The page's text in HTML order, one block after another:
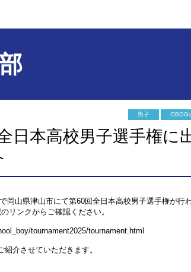
男子 OBOG
日本高校男子選手権に
岡山県津山市にて第60回全日本高校男子選手権が行
リンクからご確認ください。
tournament2025/tournament.html
介させていただきます。